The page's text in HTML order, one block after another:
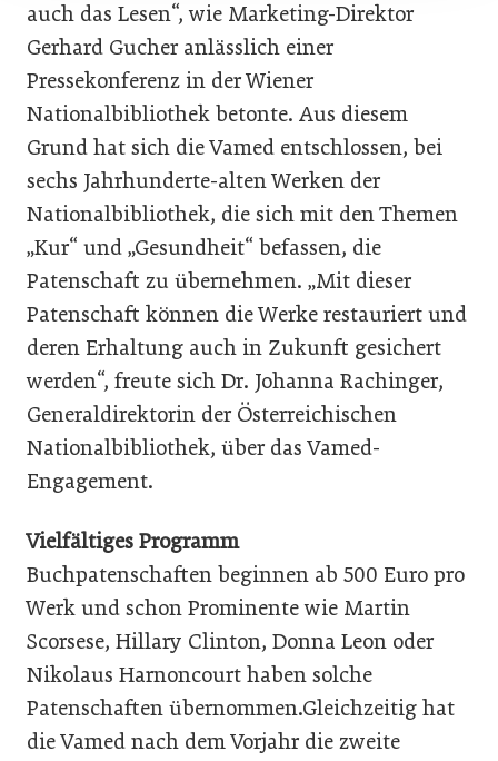
auch das Lesen“, wie Marketing-Direktor
Gerhard Gucher anlässlich einer
Pressekonferenz in der Wiener
Nationalbibliothek betonte. Aus diesem
Grund hat sich die Vamed entschlossen, bei
sechs Jahrhunderte-alten Werken der
Nationalbibliothek, die sich mit den Themen
„Kur“ und „Gesundheit“ befassen, die
Patenschaft zu übernehmen. „Mit dieser
Patenschaft können die Werke restauriert und
deren Erhaltung auch in Zukunft gesichert
werden“, freute sich Dr. Johanna Rachinger,
Generaldirektorin der Österreichischen
Nationalbibliothek, über das Vamed-
Engagement.
Vielfältiges Programm
Buchpatenschaften beginnen ab 500 Euro pro
Werk und schon Prominente wie Martin
Scorsese, Hillary Clinton, Donna Leon oder
Nikolaus Harnoncourt haben solche
Patenschaften übernommen.Gleichzeitig hat
die Vamed nach dem Vorjahr die zweite